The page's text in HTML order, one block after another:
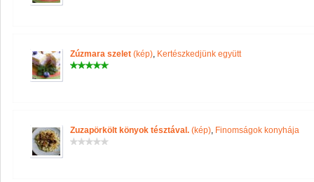
Zúzmara szelet (kép), Kertészkedjünk együtt
Zuzapörkölt könyok tésztával. (kép), Finomságok konyhája